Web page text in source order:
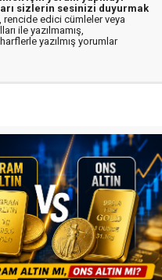
sizlerin sesinizi duyurmak
rencide edici cümleler veya
ile yazılmamış,
yazılmış yorumlar